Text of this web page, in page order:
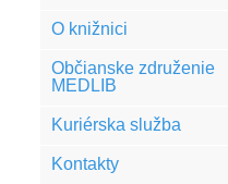
O knižnici
Občianske združenie
MEDLIB
Kuriérska služba
Kontakty